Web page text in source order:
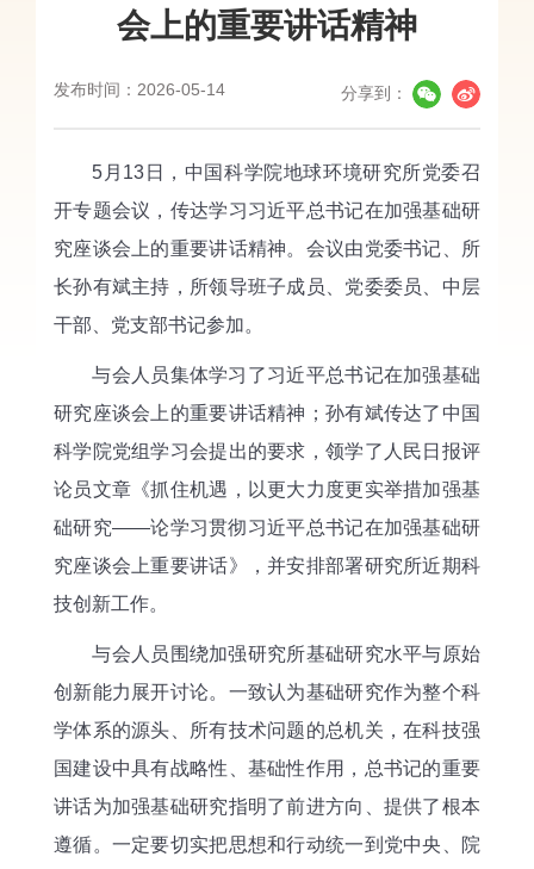
会上的重要讲话精神
发布时间：2026-05-14 分享到：
5月13日，中国科学院地球环境研究所党委召
开专题会议，传达学习习近平总书记在加强基础研
究座谈会上的重要讲话精神。会议由党委书记、所
长孙有斌主持，所领导班子成员、党委委员、中层
干部、党支部书记参加。
与会人员集体学习了习近平总书记在加强基础
研究座谈会上的重要讲话精神；孙有斌传达了中国
科学院党组学习会提出的要求，领学了人民日报评
论员文章《抓住机遇，以更大力度更实举措加强基
础研究——论学习贯彻习近平总书记在加强基础研
究座谈会上重要讲话》，并安排部署研究所近期科
技创新工作。
与会人员围绕加强研究所基础研究水平与原始
创新能力展开讨论。一致认为基础研究作为整个科
学体系的源头、所有技术问题的总机关，在科技强
国建设中具有战略性、基础性作用，总书记的重要
讲话为加强基础研究指明了前进方向、提供了根本
遵循。一定要切实把思想和行动统一到党中央、院